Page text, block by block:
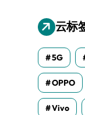
云标
5G
OPPO
Vivo